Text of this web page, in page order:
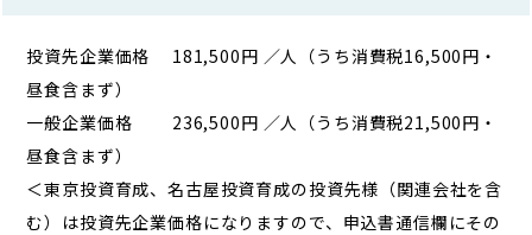
投資先企業価格 181,500円 ／人（うち消費税16,500円・
昼食含まず）
一般企業価格 236,500円 ／人（うち消費税21,500円・
昼食含まず）
＜東京投資育成、名古屋投資育成の投資先様（関連会社を含
む）は投資先企業価格になりますので、申込書通信欄にその